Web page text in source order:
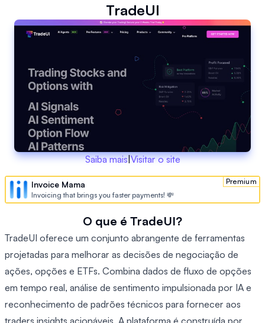
TradeUI
Saiba mais|Visitar o site
Premium
Invoice Mama
Invoicing that brings you faster payments! 💸
O que é TradeUI?
TradeUI oferece um conjunto abrangente de ferramentas
projetadas para melhorar as decisões de negociação de
ações, opções e ETFs. Combina dados de fluxo de opções
em tempo real, análise de sentimento impulsionada por IA e
reconhecimento de padrões técnicos para fornecer aos